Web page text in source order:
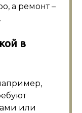
а ремонт –
в
или